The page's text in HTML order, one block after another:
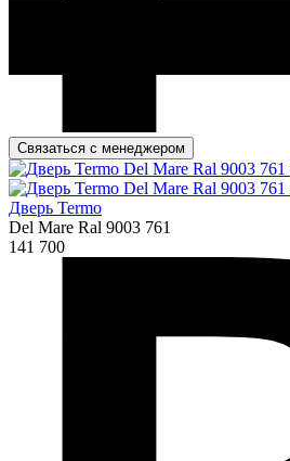
Связаться с менеджером
Дверь Termo
Del Mare Ral 9003 761
141 700